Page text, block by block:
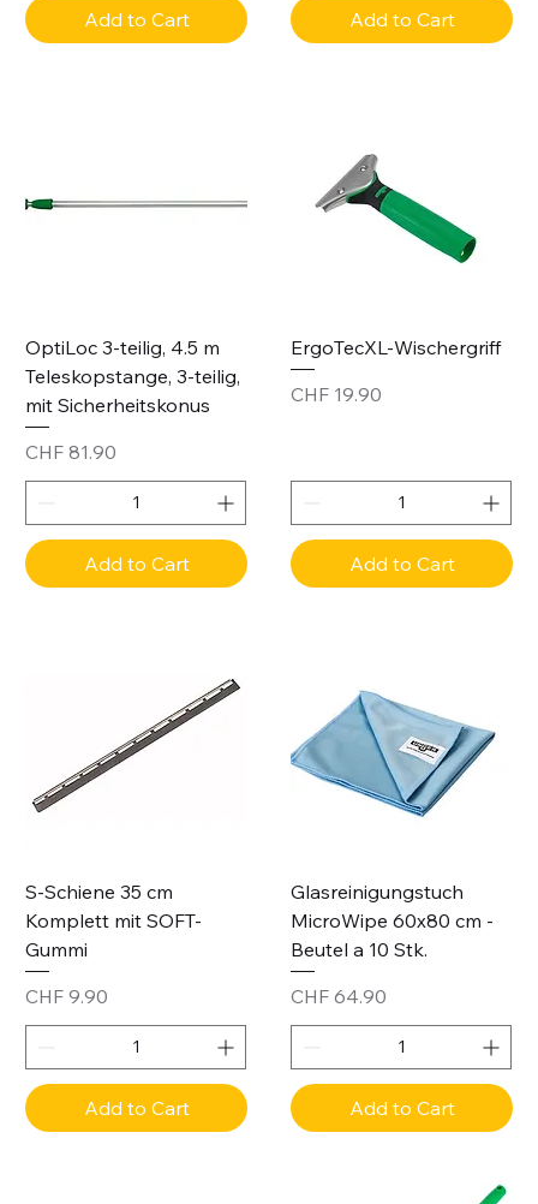
Add to Cart Add to Cart
OptiLoc 3-teilig, 4.5 m
Teleskopstange, 3-teilig,
mit Sicherheitskonus
Price
CHF 81.90
Add to Cart
ErgoTecXL-Wischergriff
Price
CHF 19.90
Add to Cart
S-Schiene 35 cm
Komplett mit SOFT-
Gummi
Price
CHF 9.90
Add to Cart
Glasreinigungstuch
MicroWipe 60x80 cm -
Beutel a 10 Stk.
Price
CHF 64.90
Add to Cart